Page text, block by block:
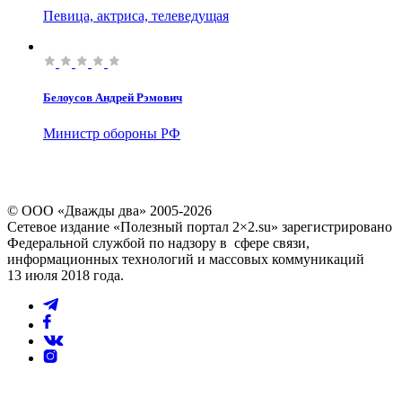
Певица, актриса, телеведущая
Белоусов Андрей Рэмович
Министр обороны РФ
© ООО «Дважды два» 2005-2026
Сетевое издание «Полезный портал 2×2.su» зарегистрировано
Федеральной службой по надзору в сфере связи,
информационных технологий и массовых коммуникаций
13 июля 2018 года.